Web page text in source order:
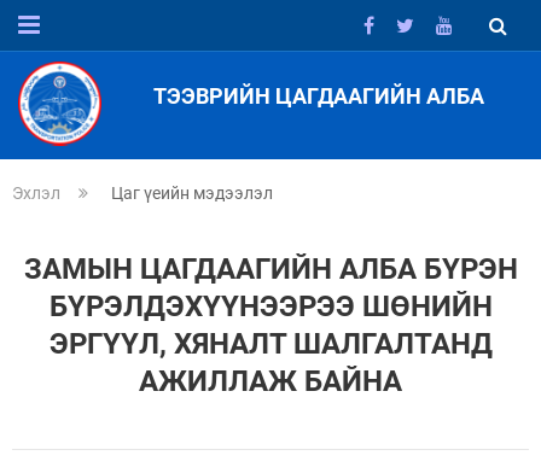
ТЭЭВРИЙН ЦАГДААГИЙН АЛБА
Эхлэл Цаг үеийн мэдээлэл
ЗАМЫН ЦАГДААГИЙН АЛБА БҮРЭН
БҮРЭЛДЭХҮҮНЭЭРЭЭ ШӨНИЙН
ЭРГҮҮЛ, ХЯНАЛТ ШАЛГАЛТАНД
АЖИЛЛАЖ БАЙНА